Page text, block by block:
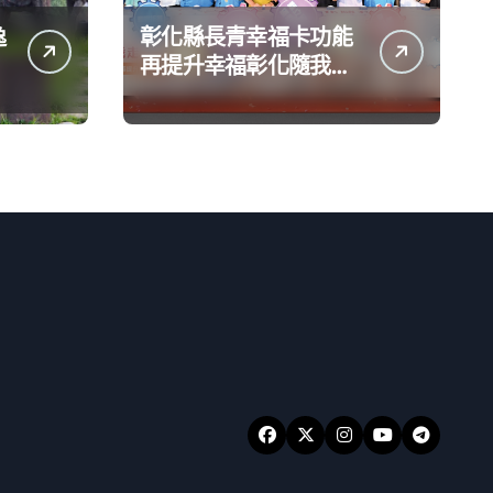
彰化縣長青幸福卡功能
再提升幸福彰化隨我走
一卡在手提供更完善及
貼近生活的福利服務